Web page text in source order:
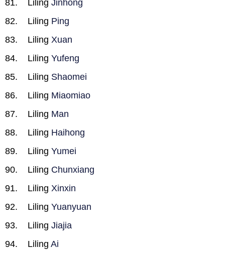
Liling Jinhong
Liling Ping
Liling Xuan
Liling Yufeng
Liling Shaomei
Liling Miaomiao
Liling Man
Liling Haihong
Liling Yumei
Liling Chunxiang
Liling Xinxin
Liling Yuanyuan
Liling Jiajia
Liling Ai